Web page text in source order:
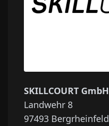
SKILLCOURT GmbH
Landwehr 8
97493 Bergrheinfeld